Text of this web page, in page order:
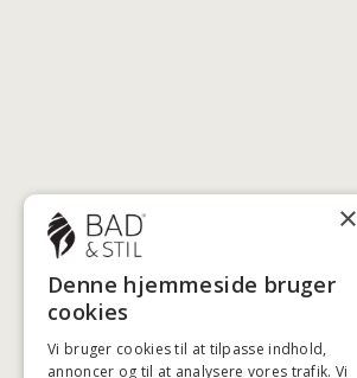
NYTTIGE LINKS
HANDELSBETINGELSER
LEVERING OG RETURET
FORTRYDELSESRET
×
Denne hjemmeside bruger
cookies
Vi bruger cookies til at tilpasse indhold,
annoncer og til at analysere vores trafik. Vi